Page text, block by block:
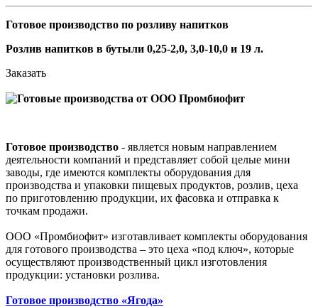
Готовое производство по розливу напитков
Розлив напитков в бутыли 0,25-2,0, 3,0-10,0 и 19 л.
Заказать
Готовое производство - является новым направлением
деятельности компаний и представляет собой целые мини
заводы, где имеются комплекты оборудования для
производства и упаковки пищевых продуктов, розлив, цеха
по приготовлению продукции, их фасовка и отправка к
точкам продажи.
ООО «Промбиофит» изготавливает комплекты оборудования
для готового производства – это цеха «под ключ», которые
осуществляют производственный цикл изготовления
продукции: установки розлива.
Готовое производство «Ягода»